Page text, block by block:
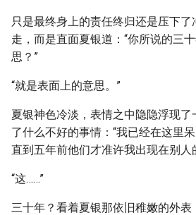
只是最终身上的责任终归还是压下
走，而是直面夏银道：“你所说的三
思？”
“就是表面上的意思。”
夏银神色冷淡，表情之中隐隐浮现
了什么不好的事情：“我已经在这里
直到五年前他们才准许我出现在别人
“这……”
三十年？看着夏银那依旧稚嫩的外